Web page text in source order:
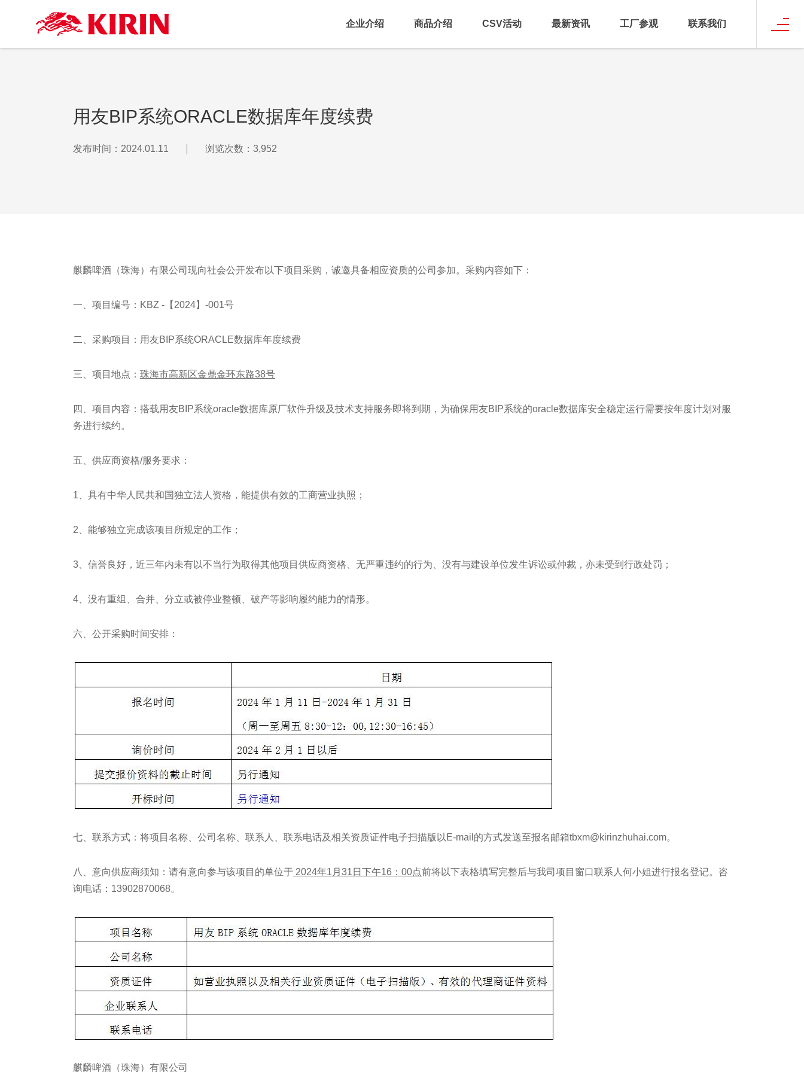
企业介绍 商品介绍 CSV活动 最新资讯 工厂参观 联系我们
用友BIP系统ORACLE数据库年度续费
发布时间：2024.01.11 浏览次数：3,952
麒麟啤酒（珠海）有限公司现向社会公开发布以下项目采购，诚邀具备相应资质的公司参加。采购内容如下：
一、项目编号：KBZ -【2024】-001号
二、采购项目：用友BIP系统ORACLE数据库年度续费
三、项目地点： 珠海市高新区金鼎金环东路38号
四、项目内容：搭载用友BIP系统oracle数据库原厂软件升级及技术支持服务即将到期，为确保用友BIP系统的oracle数据库安全稳定运行需要按年度计划对服
务进行续约。
五、供应商资格/服务要求：
1、具有中华人民共和国独立法人资格，能提供有效的工商营业执照；
2、能够独立完成该项目所规定的工作；
3、信誉良好，近三年内未有以不当行为取得其他项目供应商资格、无严重违约的行为、没有与建设单位发生诉讼或仲裁，亦未受到行政处罚；
4、没有重组、合并、分立或被停业整顿、破产等影响履约能力的情形。
六、公开采购时间安排：
七、联系方式：将项目名称、公司名称、联系人、联系电话及相关资质证件电子扫描版以E-mail的方式发送至报名邮箱tbxm@kirinzhuhai.com。
八、意向供应商须知：请有意向参与该项目的单位于 2024年1月31日下午16：00点前将以下表格填写完整后与我司项目窗口联系人何小姐进行报名登记。咨
询电话：13902870068。
麒麟啤酒（珠海）有限公司